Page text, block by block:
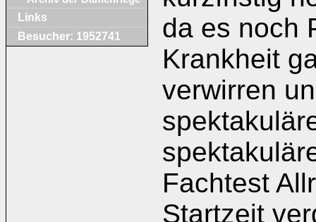
Links
Besucher: 1952741
da es noch
Krankheit
verwirren
Fachtest
Startzeit